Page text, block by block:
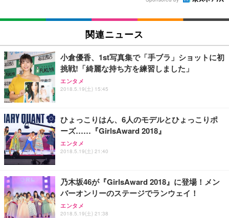
関連ニュース
小倉優香、1st写真集で「手ブラ」ショットに初
挑戦!「綺麗な持ち方を練習しました」
エンタメ
2018.5.19(土) 15:45
ひょっこりはん、6人のモデルとひょっこりポ
ーズ……『GirlsAward 2018』
エンタメ
2018.5.19(土) 21:40
乃木坂46が『GirlsAward 2018』に登場！メン
バーオンリーのステージでランウェイ！
エンタメ
2018.5.19(土) 21:38